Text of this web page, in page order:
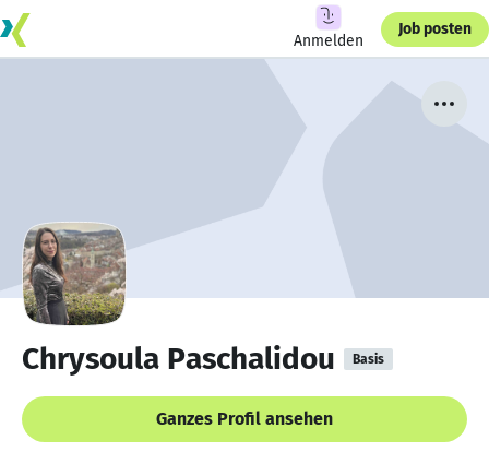
Anmelden
Job posten
Chrysoula Paschalidou Basis
Ganzes Profil ansehen